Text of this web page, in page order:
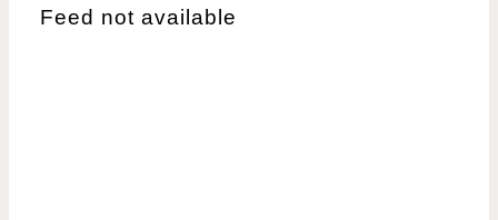
a
Feed not available